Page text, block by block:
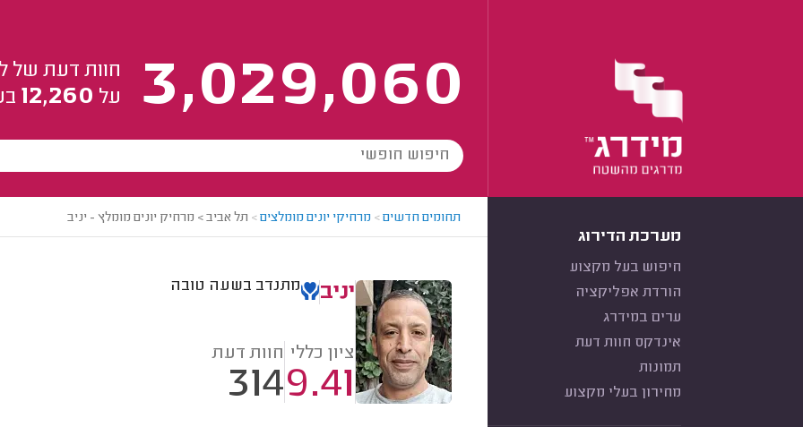
3,029,060
חוות דעת של
על 12,260
מערכת הדירוג
חיפוש בעל מקצוע
הורדת אפליקציה
ערים במידרג
אינדקס חוות דעת
תמונות
מחירון בעלי מקצוע
תחומים חדשים> מרחיקי יונים מומלצים> תל אביב > מרחיק יונים מומלץ - יניב
יניב מתנדב בשעה טובה
ציון כללי
9.41
חוות דעת
314